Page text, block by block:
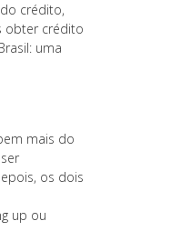
crédito,
obter crédito
uma
mais do
os dois
up ou